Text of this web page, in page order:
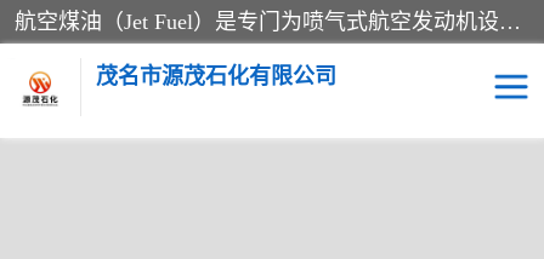
航空煤油（Jet Fuel）是专门为喷气式航空发动机设计的高纯度燃料，主要分为Jet A、Jet A-1和Jet B等类型。其特点是闪点高、低温流动性好，并添加了抗静电剂和抗氧化剂以确保飞行安全。航空煤油需
茂名市源茂石化有限公司